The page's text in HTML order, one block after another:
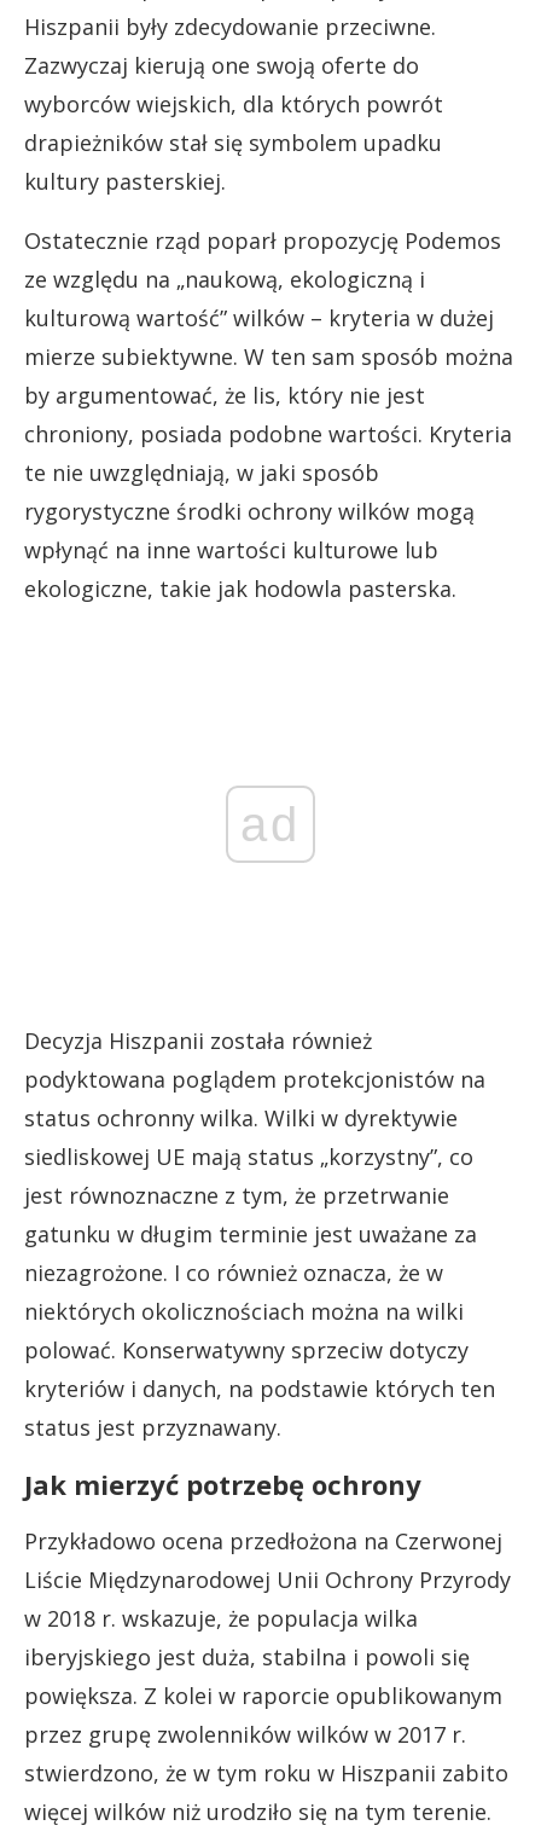
Hiszpanii były zdecydowanie przeciwne.
Zazwyczaj kierują one swoją oferte do
wyborców wiejskich, dla których powrót
drapieżników stał się symbolem upadku
kultury pasterskiej.
Ostatecznie rząd poparł propozycję Podemos
ze względu na „naukową, ekologiczną i
kulturową wartość” wilków – kryteria w dużej
mierze subiektywne. W ten sam sposób można
by argumentować, że lis, który nie jest
chroniony, posiada podobne wartości. Kryteria
te nie uwzględniają, w jaki sposób
rygorystyczne środki ochrony wilków mogą
wpłynąć na inne wartości kulturowe lub
ekologiczne, takie jak hodowla pasterska.
ad
Decyzja Hiszpanii została również
podyktowana poglądem protekcjonistów na
status ochronny wilka. Wilki w dyrektywie
siedliskowej UE mają status „korzystny”, co
jest równoznaczne z tym, że przetrwanie
gatunku w długim terminie jest uważane za
niezagrożone. I co również oznacza, że w
niektórych okolicznościach można na wilki
polować. Konserwatywny sprzeciw dotyczy
kryteriów i danych, na podstawie których ten
status jest przyznawany.
Jak mierzyć potrzebę ochrony
Przykładowo ocena przedłożona na Czerwonej
Liście Międzynarodowej Unii Ochrony Przyrody
w 2018 r. wskazuje, że populacja wilka
iberyjskiego jest duża, stabilna i powoli się
powiększa. Z kolei w raporcie opublikowanym
przez grupę zwolenników wilków w 2017 r.
stwierdzono, że w tym roku w Hiszpanii zabito
więcej wilków niż urodziło się na tym terenie.